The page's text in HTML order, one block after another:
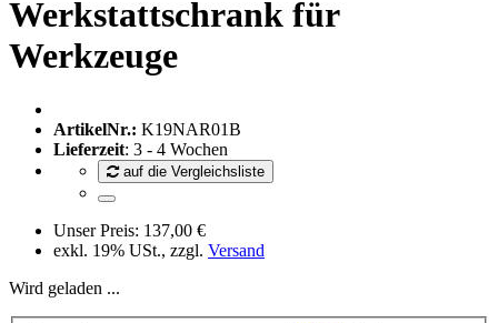
Werkstattschrank für
Werkzeuge
ArtikelNr.: K19NAR01B
Lieferzeit: 3 - 4 Wochen
auf die Vergleichsliste
Unser Preis: 137,00 €
exkl. 19% USt., zzgl. Versand
Wird geladen ...